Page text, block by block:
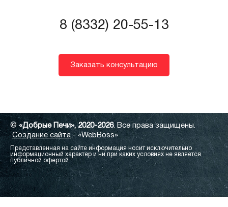
8 (8332) 20-55-13
Заказать консультацию
©«Добрые Печи», 2020-2026. Все права защищены.
Создание сайта- «WebBoss»
Представленная на сайте информация носит исключительно
информационный характер и ни при каких условиях не является
публичной офертой